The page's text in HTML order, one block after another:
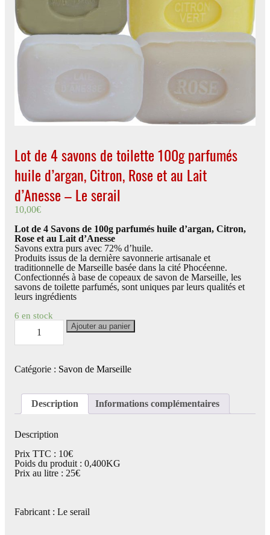
Lot de 4 savons de toilette 100g parfumés
huile d’argan, Citron, Rose et au Lait
d’Anesse – Le serail
10,00€
Lot de 4 Savons de 100g parfumés huile d’argan, Citron,
Rose et au Lait d’Anesse
Savons extra purs avec 72% d’huile.
Produits issus de la dernière savonnerie artisanale et
traditionnelle de Marseille basée dans la cité Phocéenne.
Confectionnés à base de copeaux de savon de Marseille, les
savons de toilette parfumés, sont uniques par leurs qualités et
leurs ingrédients
6 en stock
quantité
Lot
savons
toilette
100g
parfumés
d'argan,
Citron,
Rose
et
au
Lait
Le
serail
Ajouter au panier
Catégorie : Savon de Marseille
Description Informations complémentaires
Description
Prix TTC : 10€
Poids du produit : 0,400KG
Prix au litre : 25€
Fabricant : Le serail